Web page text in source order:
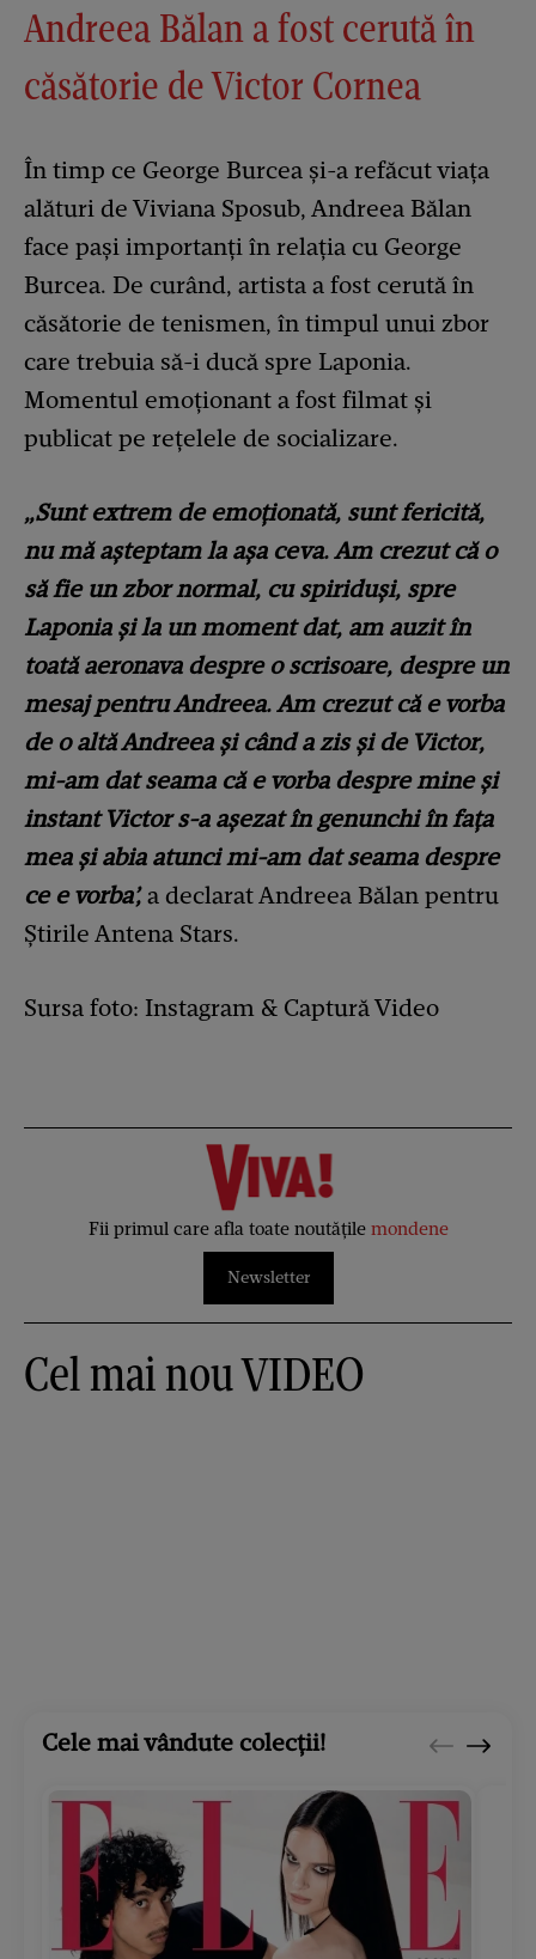
Andreea Bălan a fost cerută în
căsătorie de Victor Cornea
În timp ce George Burcea și-a refăcut viața
alături de Viviana Sposub, Andreea Bălan
face pași importanți în relația cu George
Burcea. De curând, artista a fost cerută în
căsătorie de tenismen, în timpul unui zbor
care trebuia să-i ducă spre Laponia.
Momentul emoționant a fost filmat și
publicat pe rețelele de socializare.
„Sunt extrem de emoționată, sunt fericită,
nu mă așteptam la așa ceva. Am crezut că o
să fie un zbor normal, cu spiriduși, spre
Laponia și la un moment dat, am auzit în
toată aeronava despre o scrisoare, despre un
mesaj pentru Andreea. Am crezut că e vorba
de o altă Andreea și când a zis și de Victor,
mi-am dat seama că e vorba despre mine și
instant Victor s-a așezat în genunchi în fața
mea și abia atunci mi-am dat seama despre
ce e vorba’,a declarat Andreea Bălan pentru
Știrile Antena Stars.
Sursa foto: Instagram & Captură Video
Fii primul care afla toate noutățile mondene
Newsletter
Cel mai nou VIDEO
Cele mai vândute colecții!